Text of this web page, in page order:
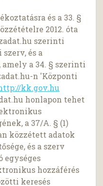
és a 33. §
2012. óta
szerinti
és a
a 34. § szerinti
n 'Központi
kk.gov.hu
honlapon tehet
a 37/A. § (1)
közzétett adatok
és a szerv
egységes
hozzáférés
keresés